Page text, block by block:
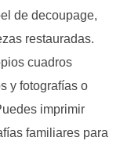
de decoupage,
restauradas.
cuadros
y fotografías o
imprimir
familiares para